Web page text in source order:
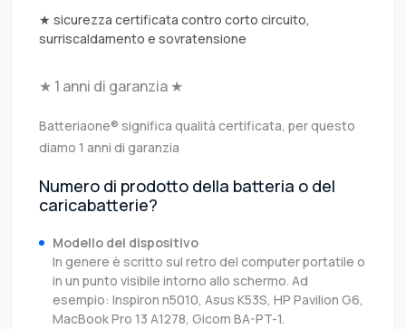
★ sicurezza certificata contro corto circuito,
surriscaldamento e sovratensione
★ 1 anni di garanzia ★
Batteriaone® significa qualità certificata, per questo
diamo 1 anni di garanzia
Numero di prodotto della batteria o del
caricabatterie?
Modello del dispositivo
In genere è scritto sul retro del computer portatile o
in un punto visibile intorno allo schermo. Ad
esempio: Inspiron n5010, Asus K53S, HP Pavilion G6,
MacBook Pro 13 A1278, Gicom BA-PT-1.